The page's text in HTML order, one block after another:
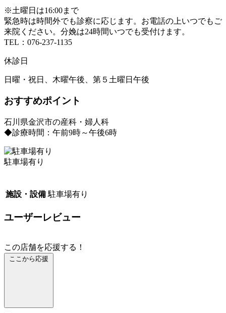
※土曜日は16:00まで
緊急時は時間外でも診察に応じます。お電話の上いつでもご
来院ください。分娩は24時間いつでも受付けます。
TEL：076-237-1135
休診日
日曜・祝日、木曜午後、第５土曜日午後
おすすめポイント
石川県金沢市の産科・婦人科
◆診療時間：午前9時～午後6時
駐車場有り
施設・設備 駐車場有り
ユーザーレビュー
この店舗を応援する！
ここから応援